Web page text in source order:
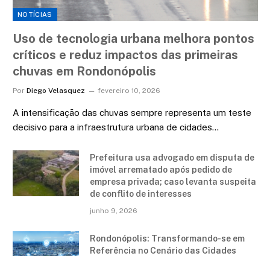
NOTÍCIAS
Uso de tecnologia urbana melhora pontos
críticos e reduz impactos das primeiras
chuvas em Rondonópolis
Por Diego Velasquez fevereiro 10, 2026
A intensificação das chuvas sempre representa um teste
decisivo para a infraestrutura urbana de cidades…
Prefeitura usa advogado em disputa de
imóvel arrematado após pedido de
empresa privada; caso levanta suspeita
de conflito de interesses
junho 9, 2026
Rondonópolis: Transformando-se em
Referência no Cenário das Cidades